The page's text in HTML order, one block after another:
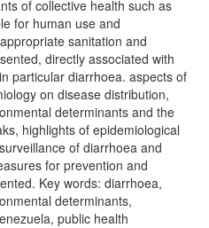
of collective health such as
for human use and
sanitation and
directly associated with
particular diarrhoea. aspects of
on disease distribution,
determinants and the
highlights of epidemiological
of diarrhoea and
for prevention and
Key words: diarrhoea,
determinants,
public health